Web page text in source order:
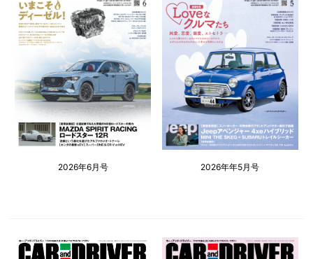
2026年6月号 2026年年5月号